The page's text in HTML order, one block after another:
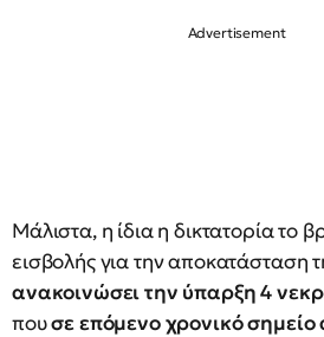
Μάλιστα, η ίδια η δικτατορία το
εισβολής για την αποκατάσταση
ανακοινώσει την ύπαρξη 4
πουσε επόμενο χρονικό